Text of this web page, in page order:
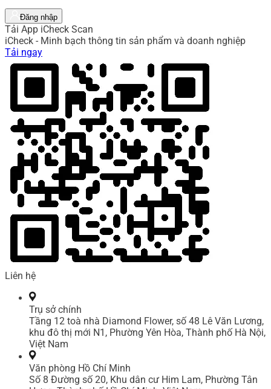
Đăng nhập
Tải App iCheck Scan
iCheck - Minh bạch thông tin sản phẩm và doanh nghiệp
Tải ngay
Liên hệ
Trụ sở chính
Tầng 12 toà nhà Diamond Flower, số 48 Lê Văn Lương,
khu đô thị mới N1, Phường Yên Hòa, Thành phố Hà Nội,
Việt Nam
Văn phòng Hồ Chí Minh
Số 8 Đường số 20, Khu dân cư Him Lam, Phường Tân